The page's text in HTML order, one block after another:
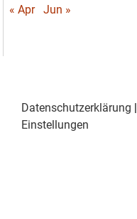
« Apr
Jun »
Datenschutzerklärung |
Einstellungen